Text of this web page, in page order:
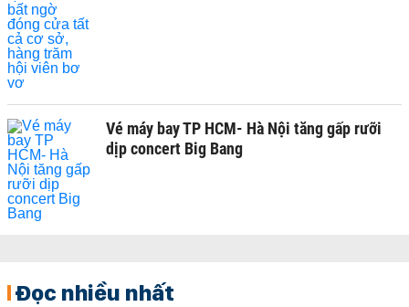
Vé máy bay TP HCM- Hà Nội tăng gấp rưỡi
dịp concert Big Bang
Đọc nhiều nhất